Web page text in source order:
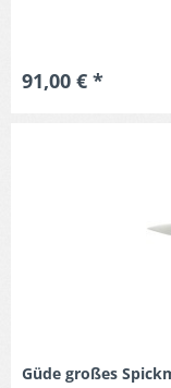
91,00 € *
Güde großes